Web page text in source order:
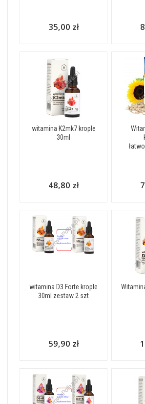
35,00 zł
witamina K2mk7 krople
30ml
48,80 zł
witamina D3 Forte krople
30ml zestaw 2 szt
59,90 zł